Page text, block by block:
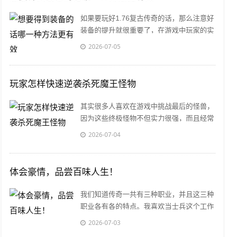
如果要玩好1.76复古传奇的话，那么注意好
装备的提升就很重要了，在游戏中玩家的实
力很大一部分来源于装备，没有一身好的装
2026-07-05
玩家怎样快速逆袭杀死魔王怪物
其实很多人喜欢在游戏中挑战最后的怪兽，
因为这些终极怪物不但实力很强，而且经常
会给玩家送一些高级零件，所以玩家可以提
2026-07-04
体会豪情，品尝百味人生！
我们知道传奇一共有三种职业，并且这三种
职业各有各的特点。我喜欢当士兵这个工作
的原因就是我觉得这是最适合的设计出来的
2026-07-03